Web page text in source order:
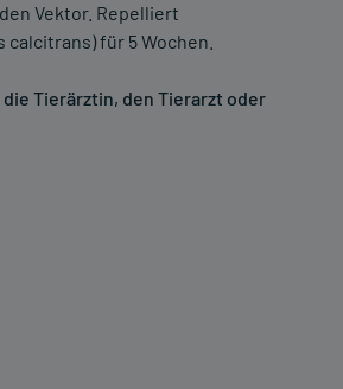
Vektor. Repelliert
für 5 Wochen.
Tierärztin, den Tierarzt oder